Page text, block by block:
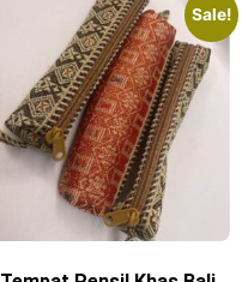
Sale!